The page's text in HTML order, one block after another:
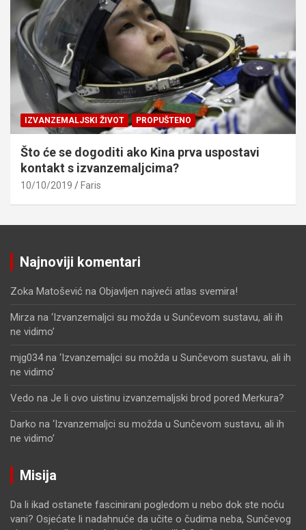
IZVANZEMALJSKI ŽIVOT PROPUŠTENO
Što će se dogoditi ako Kina prva uspostavi
kontakt s izvanzemaljcima?
10/10/2019 Faris
Najnoviji komentari
Zoka Matošević na Objavljen najveći atlas svemira!
Mirza na ‘Izvanzemaljci su možda u Sunčevom sustavu, ali ih
ne vidimo’
mjg034na ‘Izvanzemaljci su možda u Sunčevom sustavu, ali ih
ne vidimo’
Vedo na Je li ovo uistinu izvanzemaljski brod pored Merkura?
Darko na ‘Izvanzemaljci su možda u Sunčevom sustavu, ali ih
ne vidimo’
Misija
Da li ikad ostanete fascinirani pogledom u nebo dok ste noću
vani? Osjećate li nadahnuće da učite o čudima neba, Sunčevog